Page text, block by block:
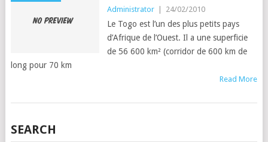
Administrator 24/02/2010
Le Togo est l’un des plus petits pays
d’Afrique de l’Ouest. Il a une superficie
de 56 600 km² (corridor de 600 km de
long pour 70 km
Read More
SEARCH